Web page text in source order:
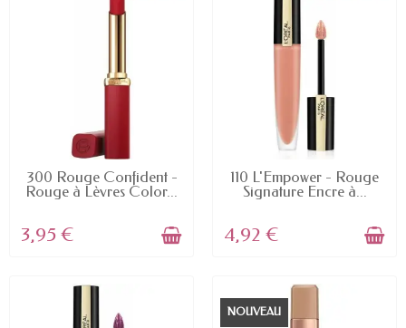
EN STOCK
300 Rouge Confident -
Rouge à Lèvres Color...
3,95 €
EN STOCK
110 L'Empower - Rouge
Signature Encre à...
4,92 €
NOUVEAU